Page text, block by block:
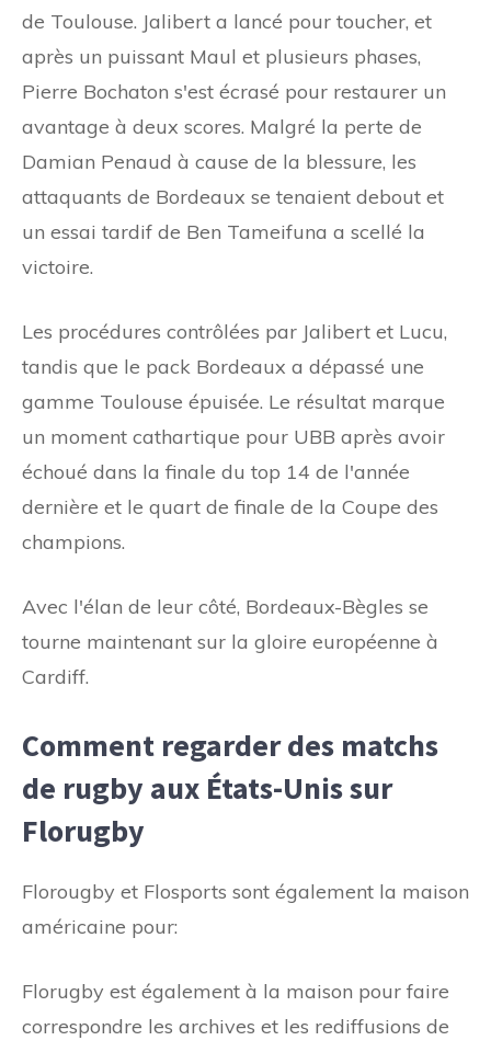
de Toulouse. Jalibert a lancé pour toucher, et
après un puissant Maul et plusieurs phases,
Pierre Bochaton s'est écrasé pour restaurer un
avantage à deux scores. Malgré la perte de
Damian Penaud à cause de la blessure, les
attaquants de Bordeaux se tenaient debout et
un essai tardif de Ben Tameifuna a scellé la
victoire.
Les procédures contrôlées par Jalibert et Lucu,
tandis que le pack Bordeaux a dépassé une
gamme Toulouse épuisée. Le résultat marque
un moment cathartique pour UBB après avoir
échoué dans la finale du top 14 de l'année
dernière et le quart de finale de la Coupe des
champions.
Avec l'élan de leur côté, Bordeaux-Bègles se
tourne maintenant sur la gloire européenne à
Cardiff.
Comment regarder des matchs
de rugby aux États-Unis sur
Florugby
Florougby et Flosports sont également la maison
américaine pour:
Florugby est également à la maison pour faire
correspondre les archives et les rediffusions de